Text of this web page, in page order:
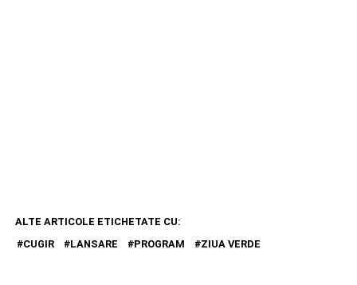
ALTE ARTICOLE ETICHETATE CU:
CUGIR
LANSARE PROGRAM ZIUA VERDE